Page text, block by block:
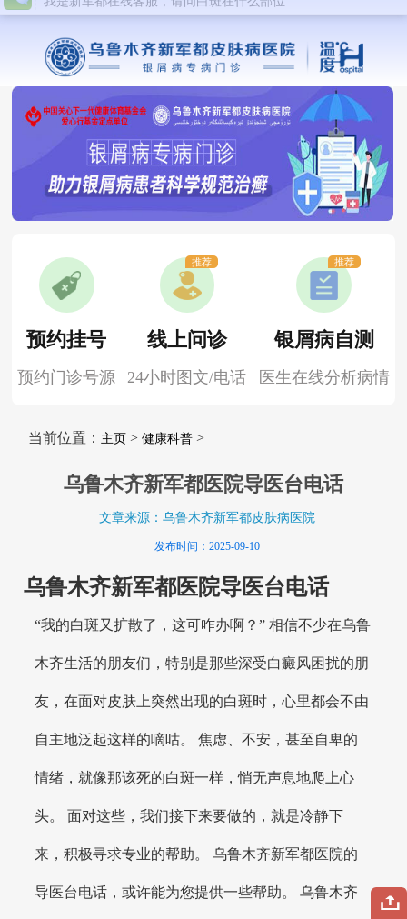
预约挂号
预约门诊号源
线上问诊
24小时图文/电话
推荐
银屑病自测
医生在线分析病情
推荐
当前位置： 主页> 健康科普>
乌鲁木齐新军都医院导医台电话
文章来源：乌鲁木齐新军都皮肤病医院
发布时间：2025-09-10
乌鲁木齐新军都医院导医台电话
“我的白斑又扩散了，这可咋办啊？” 相信不少在乌鲁
木齐生活的朋友们，特别是那些深受白癜风困扰的朋
友，在面对皮肤上突然出现的白斑时，心里都会不由
自主地泛起这样的嘀咕。 焦虑、不安，甚至自卑的
情绪，就像那该死的白斑一样，悄无声息地爬上心
头。 面对这些，我们接下来要做的，就是冷静下
来，积极寻求专业的帮助。 乌鲁木齐新军都医院的
导医台电话，或许能为您提供一些帮助。 乌鲁木齐